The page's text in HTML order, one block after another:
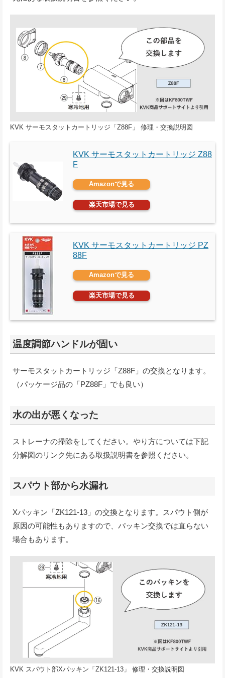
KVK サーモスタットカートリッジ「Z88F」 修理・交換説明図
KVK サーモスタットカートリッジ Z88
F
Amazonで見る
楽天市場で見る
KVK サーモスタットカートリッジ PZ
88F
Amazonで見る
楽天市場で見る
温度調節ハンドルが固い
サーモスタットカートリッジ「Z88F」の交換となります。
（パッケージ品の「PZ88F」でも良い）
水の出が悪くなった
ストレーナの掃除をしてください。やり方については下記
分解図のリンク先にある取扱説明書を参照ください。
スパウト部から水漏れ
Xパッキン「ZK121-13」の交換となります。スパウト側が
原因の可能性もありますので、パッキン交換では直らない
場合もあります。
KVK スパウト部Xパッキン「ZK121-13」 修理・交換説明図